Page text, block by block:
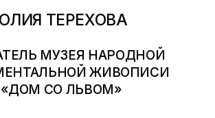
ТЕРЕХОВА
МУЗЕЯ НАРОДНОЙ
ЖИВОПИСИ
«ДОМ СО ЛЬВОМ»